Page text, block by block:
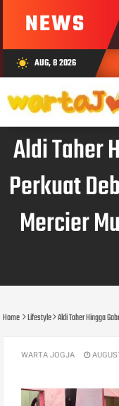
NEWS
wb_sunny AUG, 8 2026
Aldi Taher
Perkuat
Mercier
Home Lifestyle Aldi Taher Hingga
WARTA JOGJA